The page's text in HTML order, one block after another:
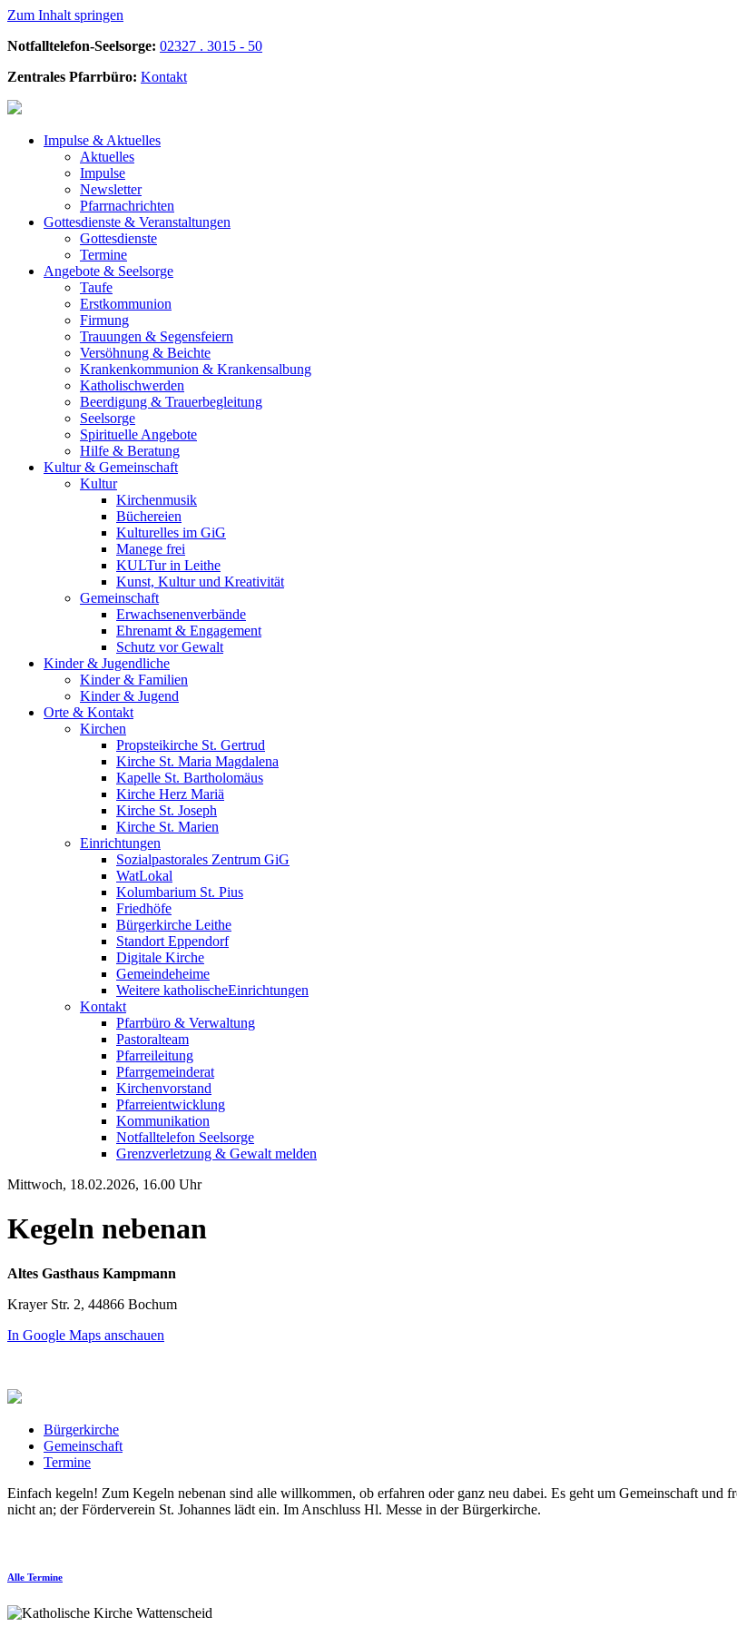
Zum Inhalt springen
Notfalltelefon-Seelsorge: 02327 . 3015 - 50
Zentrales Pfarrbüro: Kontakt
Impulse & Aktuelles
Aktuelles
Impulse
Newsletter
Pfarrnachrichten
Gottesdienste & Veranstaltungen
Gottesdienste
Termine
Angebote & Seelsorge
Taufe
Erstkommunion
Firmung
Trauungen & Segensfeiern
Versöhnung & Beichte
Krankenkommunion & Krankensalbung
Katholischwerden
Beerdigung & Trauerbegleitung
Seelsorge
Spirituelle Angebote
Hilfe & Beratung
Kultur & Gemeinschaft
Kultur
Kirchenmusik
Büchereien
Kulturelles im GiG
Manege frei
KULTur in Leithe
Kunst, Kultur und Kreativität
Gemeinschaft
Erwachsenenverbände
Ehrenamt & Engagement
Schutz vor Gewalt
Kinder & Jugendliche
Kinder & Familien
Kinder & Jugend
Orte & Kontakt
Kirchen
Propsteikirche St. Gertrud
Kirche St. Maria Magdalena
Kapelle St. Bartholomäus
Kirche Herz Mariä
Kirche St. Joseph
Kirche St. Marien
Einrichtungen
Sozialpastorales Zentrum GiG
WatLokal
Kolumbarium St. Pius
Friedhöfe
Bürgerkirche Leithe
Standort Eppendorf
Digitale Kirche
Gemeindeheime
Weitere katholische­­Einrichtungen
Kontakt
Pfarrbüro & Verwaltung
Pastoralteam
Pfarreileitung
Pfarrgemeinderat
Kirchenvorstand
Pfarreientwicklung
Kommunikation
Notfalltelefon Seelsorge
Grenzverletzung & Gewalt melden
Mittwoch, 18.02.2026, 16.00 Uhr
Kegeln nebenan
Altes Gasthaus Kampmann
Krayer Str. 2, 44866 Bochum
In Google Maps anschauen
Bürgerkirche
Gemeinschaft
Termine
Einfach kegeln! Zum Kegeln nebenan sind alle willkommen, ob erfahren oder ganz neu dabei. Es geht um Gemeinschaft und
nicht an; der Förderverein St. Johannes lädt ein. Im Anschluss Hl. Messe in der Bürgerkirche.
Alle Termine